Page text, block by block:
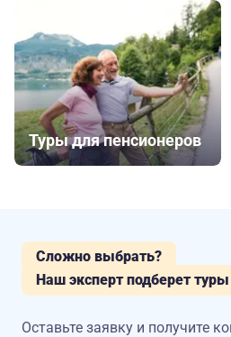
Туры для пенсионеров
Сложно выбрать?
Наш эксперт подберет
Оставьте заявку и получите